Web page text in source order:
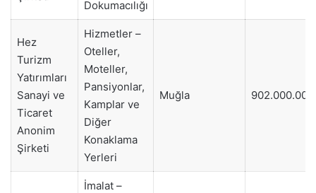
Dokumacılığı
Hez
Turizm
Yatırımları
Sanayi ve
Ticaret
Anonim
Şirketi
Hizmetler –
Oteller,
Moteller,
Pansiyonlar,
Kamplar ve
Diğer
Konaklama
Yerleri
Muğla 902.000.000
İmalat –